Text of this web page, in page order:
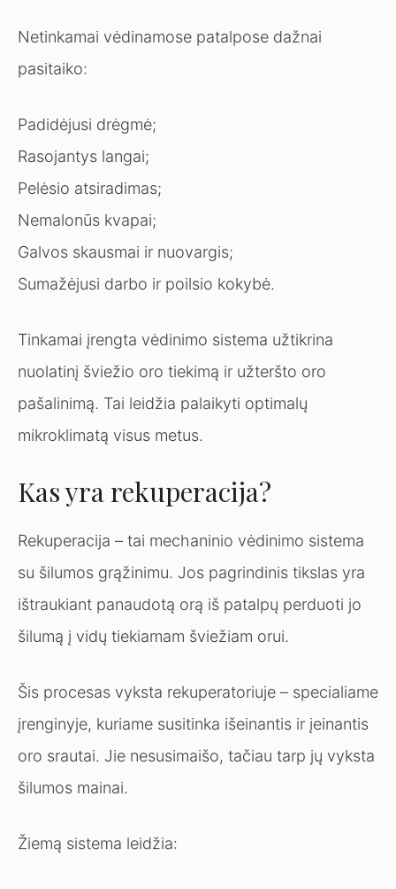
Netinkamai vėdinamose patalpose dažnai
pasitaiko:
Padidėjusi drėgmė;
Rasojantys langai;
Pelėsio atsiradimas;
Nemalonūs kvapai;
Galvos skausmai ir nuovargis;
Sumažėjusi darbo ir poilsio kokybė.
Tinkamai įrengta vėdinimo sistema užtikrina
nuolatinį šviežio oro tiekimą ir užteršto oro
pašalinimą. Tai leidžia palaikyti optimalų
mikroklimatą visus metus.
Kas yra rekuperacija?
Rekuperacija – tai mechaninio vėdinimo sistema
su šilumos grąžinimu. Jos pagrindinis tikslas yra
ištraukiant panaudotą orą iš patalpų perduoti jo
šilumą į vidų tiekiamam šviežiam orui.
Šis procesas vyksta rekuperatoriuje – specialiame
įrenginyje, kuriame susitinka išeinantis ir įeinantis
oro srautai. Jie nesusimaišo, tačiau tarp jų vyksta
šilumos mainai.
Žiemą sistema leidžia: